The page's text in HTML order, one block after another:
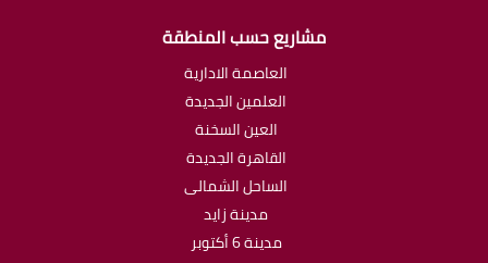
مشاريع حسب المنطقة
العاصمة الادارية
العلمين الجديدة
العين السخنة
القاهرة الجديدة
الساحل الشمالى
مدينة زايد
مدينة 6 أكتوبر